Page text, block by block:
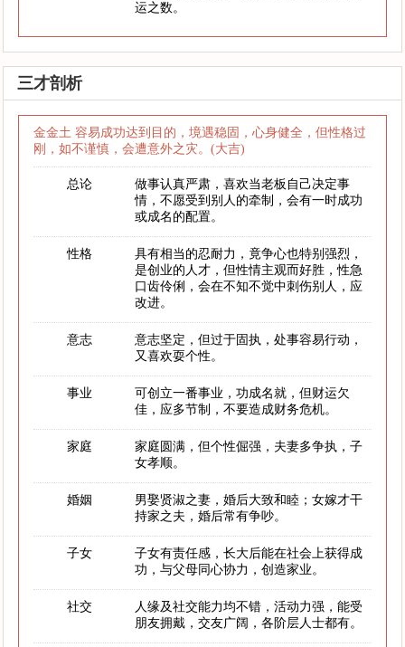
运之数。
三才剖析
金金土 容易成功达到目的，境遇稳固，心身健全，但性格过
刚，如不谨慎，会遭意外之灾。(大吉)
总论
做事认真严肃，喜欢当老板自己决定事
情，不愿受到别人的牵制，会有一时成功
或成名的配置。
性格
具有相当的忍耐力，竟争心也特别强烈，
是创业的人才，但性情主观而好胜，性急
口齿伶俐，会在不知不觉中刺伤别人，应
改进。
意志
意志坚定，但过于固执，处事容易行动，
又喜欢耍个性。
事业
可创立一番事业，功成名就，但财运欠
佳，应多节制，不要造成财务危机。
家庭
家庭圆满，但个性倔强，夫妻多争执，子
女孝顺。
婚姻
男娶贤淑之妻，婚后大致和睦；女嫁才干
持家之夫，婚后常有争吵。
子女
子女有责任感，长大后能在社会上获得成
功，与父母同心协力，创造家业。
社交
人缘及社交能力均不错，活动力强，能受
朋友拥戴，交友广阔，各阶层人士都有。